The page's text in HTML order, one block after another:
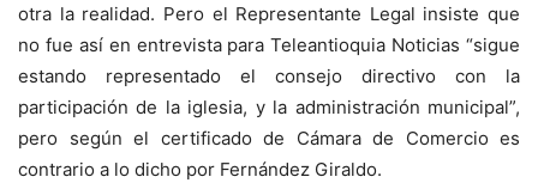
otra la realidad. Pero el Representante Legal insiste que
no fue así en entrevista para Teleantioquia Noticias “sigue
estando representado el consejo directivo con la
participación de la iglesia, y la administración municipal”,
pero según el certificado de Cámara de Comercio es
contrario a lo dicho por Fernández Giraldo.